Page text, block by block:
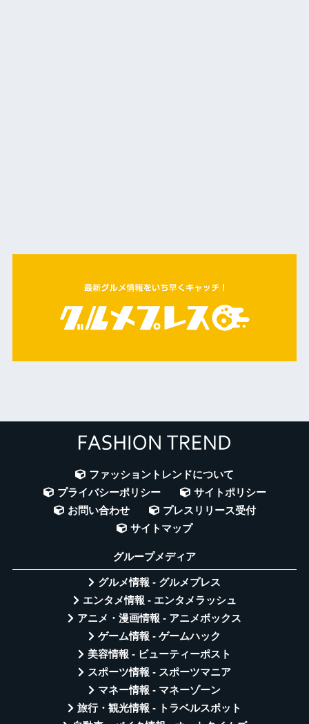
ファッショントレンドについて
プライバシーポリシー
サイトポリシー
お問い合わせ
プレスリリース受付
サイトマップ
グループメディア
グルメ情報 - グルメプレス
エンタメ情報 - エンタメラッシュ
アニメ・漫画情報 - アニメボックス
ゲーム情報 - ゲームハック
美容情報 - ビューティーポスト
スポーツ情報 - スポーツマニア
マネー情報 - マネーゾーン
旅行・観光情報 - トラベルスポット